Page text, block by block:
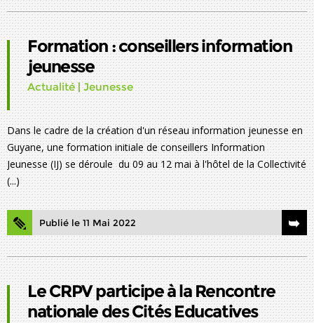
Formation : conseillers information
jeunesse
Actualité | Jeunesse
Dans le cadre de la création d'un réseau information jeunesse en
Guyane, une formation initiale de conseillers Information
Jeunesse (IJ) se déroule du 09 au 12 mai à l'hôtel de la Collectivité
(...)
Publié le 11 Mai 2022
Le CRPV participe à la Rencontre
nationale des Cités Educatives